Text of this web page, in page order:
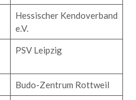
Hessischer Kendoverband
e.V.
PSV Leipzig
Budo-Zentrum Rottweil